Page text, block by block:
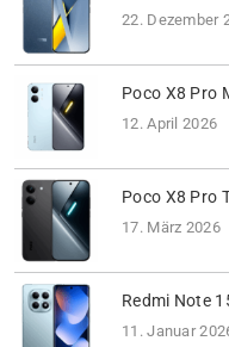
22. Dezember
Poco X8 Pro
12. April 2026
Poco X8 Pro
17. März 2026
Redmi Note
11. Januar